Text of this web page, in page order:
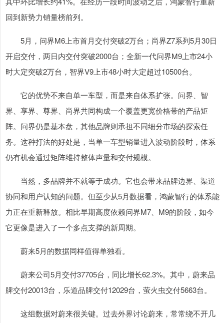
回到新势力销量榜前列。
5月，问界M6上市首月交付突破2万台；尚界Z7系列5月30日
开启交付，两日内交付突破2000台；全新一代问界M9上市24小
时大定突破2万台，智界V9上市48小时大定超过10500台。
它的优势不来自单一车型，而是来自体系扩张。问界、智
界、享界、尊界、尚界共同构成一个覆盖更宽价格带的产品矩
阵。问界仍是基本盘，其他品牌则承担不同细分市场的探索任
务。这种打法的好处是，当单一车型销量进入波动阶段时，体系
仍有机会通过矩阵维持整体声量和交付规模。
当然，多品牌并不就等于成功。它也会带来品牌边界、渠道
协同和用户认知的问题。但至少从5月数据看，鸿蒙智行的体系能
力正在重新释放。相比早期高度依赖问界M7、M9的阶段，如今
它更像是进入了一个多点支撑的新周期。
蔚来5月的数据同样值得单独看。
蔚来公司5月交付37705台，同比增长62.3%。其中，蔚来品
牌交付20013台，乐道品牌交付12029台，萤火虫交付5663台。
这组数据对蔚来很关键。过去外界讨论蔚来，常常绕不开几